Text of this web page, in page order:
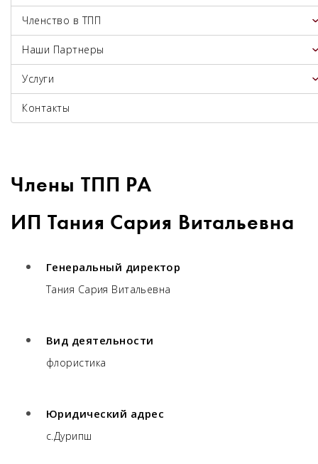
Членство в ТПП
Наши Партнеры
Услуги
Контакты
Члены ТПП РА
ИП Тания Сария Витальевна
Генеральный директор
Тания Сария Витальевна
Вид деятельности
флористика
Юридический адрес
с.Дурипш